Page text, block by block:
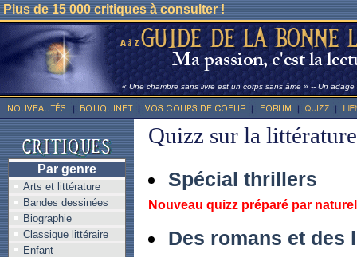
Plus de 15 000 critiques à consulter !
« Une chambre sans livre est un corps sans âme » -- Un adage
Par genre
Arts et littérature
Bandes dessinées
Biographie
Classique littéraire
Enfant
Quizz sur la littérature
Spécial thrillers
Nouveau quizz préparé par
Des romans et des